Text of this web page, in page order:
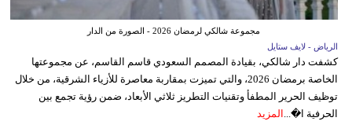
مجموعة شالكي لرمضان 2026 - الصورة من الدار
الرياض - لايف ستايل
كشفت دار شالكي، بقيادة المصمم السعودي قاسم القاسم، عن مجموعتها
الخاصة برمضان 2026، والتي تميزت بمقاربة معاصرة للأزياء الشرقية، من خلال
توظيف الحرير المطفأ وتقنيات التطريز ثلاثي الأبعاد، ضمن رؤية تجمع بين
الحرفية ا�... المزيد